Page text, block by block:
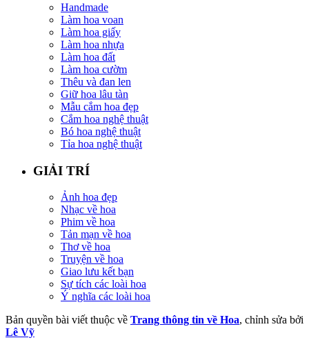
Handmade
Làm hoa voan
Làm hoa giấy
Làm hoa nhựa
Làm hoa đất
Làm hoa cườm
Thêu và đan len
Giữ hoa lâu tàn
Mẫu cắm hoa đẹp
Cắm hoa nghệ thuật
Bó hoa nghệ thuật
Tỉa hoa nghệ thuật
GIẢI TRÍ
Ảnh hoa đẹp
Nhạc về hoa
Phim về hoa
Tản mạn về hoa
Thơ về hoa
Truyện về hoa
Giao lưu kết bạn
Sự tích các loài hoa
Ý nghĩa các loài hoa
Bản quyền bài viết thuộc về Trang thông tin về Hoa, chỉnh sửa bởi
Lê Vỹ